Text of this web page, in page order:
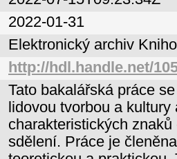
2022-01-31
Elektronický archiv
http://hdl.handle.net/
Tato bakalářská práce
lidovou tvorbou a
charakteristických
sdělení. Práce je